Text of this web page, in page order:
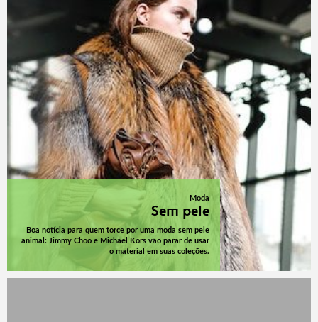
Moda
Sem pele
Boa notícia para quem torce por uma moda sem pele
animal: Jimmy Choo e Michael Kors vão parar de usar
o material em suas coleções.